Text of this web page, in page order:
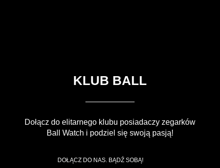
KLUB BALL
Dołącz do elitarnego klubu posiadaczy zegarków
Ball Watch i podziel się swoją pasją!
DOŁĄCZ DO NAS. BĄDŹ SOBĄ!